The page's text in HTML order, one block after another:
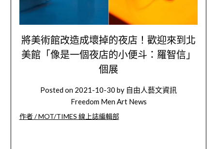
將美術館改造成壞掉的夜店！歡迎來到北
美館「像是一個夜店的小便斗：羅智信」
個展
Posted on 2021-10-30 by 自由人藝文資訊
Freedom Men Art News
作者/ MOT/TIMES 線上誌編輯部